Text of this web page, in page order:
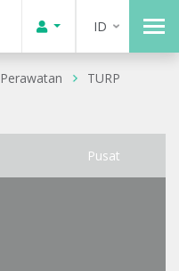
ID
Perawatan
TURP
Pusat